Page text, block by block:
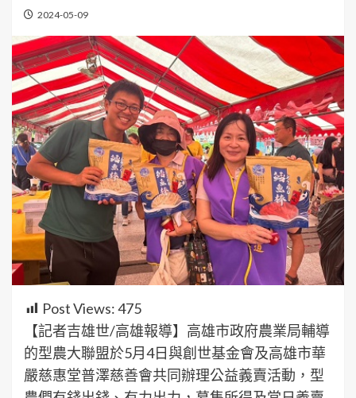
2024-05-09
Post Views:475
【記者吉雄世/高雄報導】高雄市政府農業局輔導
的型農大聯盟於5月4日與創世基金會及高雄市華
嚴慈惠堂普澤慈善會共同辦理公益義賣活動，型